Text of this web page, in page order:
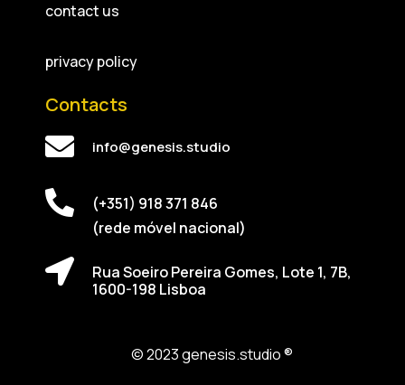
contact us
privacy policy
Contacts
info@genesis.studio
(+351) 918 371 846
(rede móvel nacional)
Rua Soeiro Pereira Gomes, Lote 1, 7B,
1600-198 Lisboa
© 2023 genesis.studio ®